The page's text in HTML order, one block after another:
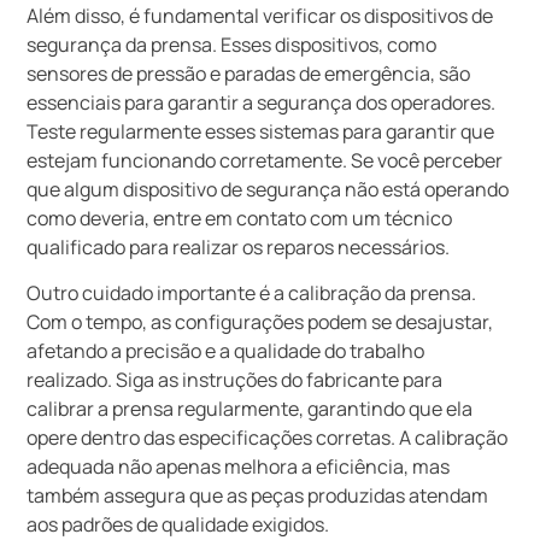
Além disso, é fundamental verificar os dispositivos de
segurança da prensa. Esses dispositivos, como
sensores de pressão e paradas de emergência, são
essenciais para garantir a segurança dos operadores.
Teste regularmente esses sistemas para garantir que
estejam funcionando corretamente. Se você perceber
que algum dispositivo de segurança não está operando
como deveria, entre em contato com um técnico
qualificado para realizar os reparos necessários.
Outro cuidado importante é a calibração da prensa.
Com o tempo, as configurações podem se desajustar,
afetando a precisão e a qualidade do trabalho
realizado. Siga as instruções do fabricante para
calibrar a prensa regularmente, garantindo que ela
opere dentro das especificações corretas. A calibração
adequada não apenas melhora a eficiência, mas
também assegura que as peças produzidas atendam
aos padrões de qualidade exigidos.